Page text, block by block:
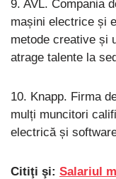
9. AVL. Compania
mașini electrice și
metode creative și
atrage talente la
10. Knapp. Firma
mulți muncitori
electrică și
Citiţi şi: Salariul